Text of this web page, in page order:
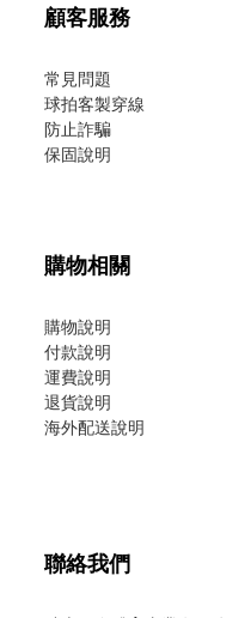
顧客服務
常見問題
球拍客製穿線
防止詐騙
保固說明
購物相關
購物說明
付款說明
運費說明
退貨說明
海外配送說明
聯絡我們